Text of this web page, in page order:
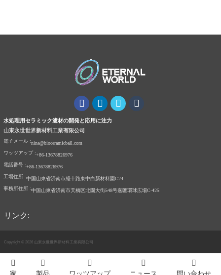
水処理用セラミック濾材の開発と応用に注力
山東永世世界新材料工業有限公司
電子メール :nina@bioceramicball.com
ワッツアップ :+86-13678826976
電話番号 :+86-13678826976
工場住所 :中国山東省済南市経十路東中白新材料園C24
事務所住所 :中国山東省済南市天橋区北園大街548号嘉匯環球広場C-425
リンク:
Copyright © 2026 山東永世世界新材料工業有限公司
Index
家 製品 ワッツアップ ニュース 問い合わせ